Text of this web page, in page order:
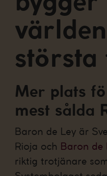
Mer plats
mest sålda
Baron de Ley är
Rioja och Baron de
riktig trotjänare